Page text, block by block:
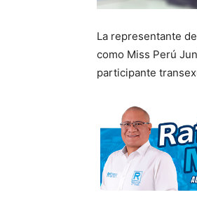
La representante
como Miss Perú
participante